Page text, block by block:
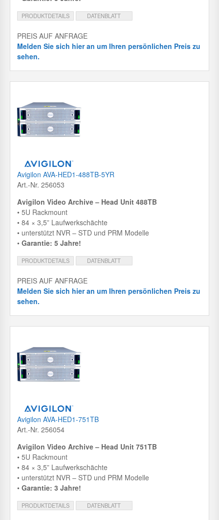
PRODUKTDETAILS DATENBLATT
PREIS AUF ANFRAGE
Melden Sie sich hier an um Ihren persönlichen Preis zu
sehen.
Avigilon AVA-HED1-488TB-5YR
Art.-Nr. 256053
Avigilon Video Archive – Head Unit 488TB
• 5U Rackmount
• 84 × 3,5” Laufwerkschächte
• unterstützt NVR – STD und PRM Modelle
• Garantie: 5 Jahre!
PRODUKTDETAILS DATENBLATT
PREIS AUF ANFRAGE
Melden Sie sich hier an um Ihren persönlichen Preis zu
sehen.
Avigilon AVA-HED1-751TB
Art.-Nr. 256054
Avigilon Video Archive – Head Unit 751TB
• 5U Rackmount
• 84 × 3,5” Laufwerkschächte
• unterstützt NVR – STD und PRM Modelle
• Garantie: 3 Jahre!
PRODUKTDETAILS DATENBLATT